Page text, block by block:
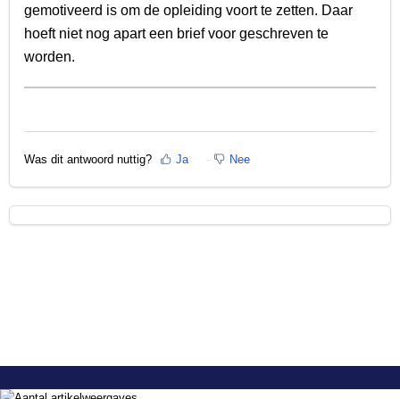
gemotiveerd is om de opleiding voort te zetten. Daar
hoeft niet nog apart een brief voor geschreven te
worden.
Was dit antwoord nuttig? Ja Nee